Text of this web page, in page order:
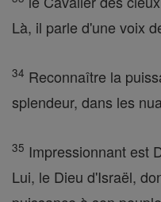
Là, il parle d'une voix
34 Reconnaître la
splendeur, dans les
35 Impressionnant est
Lui, le Dieu d'Israël,